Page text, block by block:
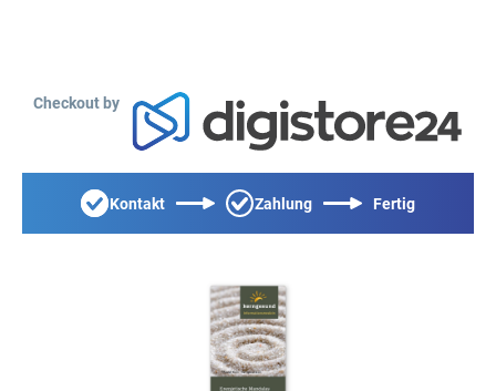
Checkout by
Kontakt Zahlung Fertig